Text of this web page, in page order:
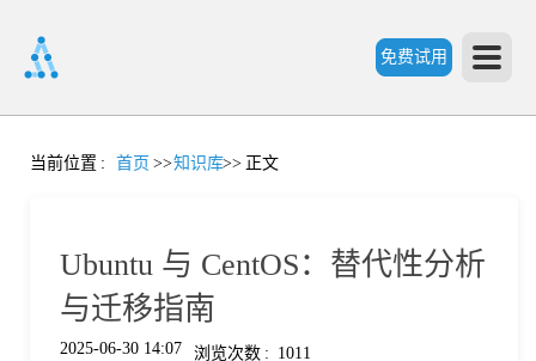
免费试用
首
当前位置 : 首页 >>知识库>> 正文
Ubuntu 与 CentOS：替代性分析
与迁移指南
2025-06-30 14:07 浏览次数 : 1011